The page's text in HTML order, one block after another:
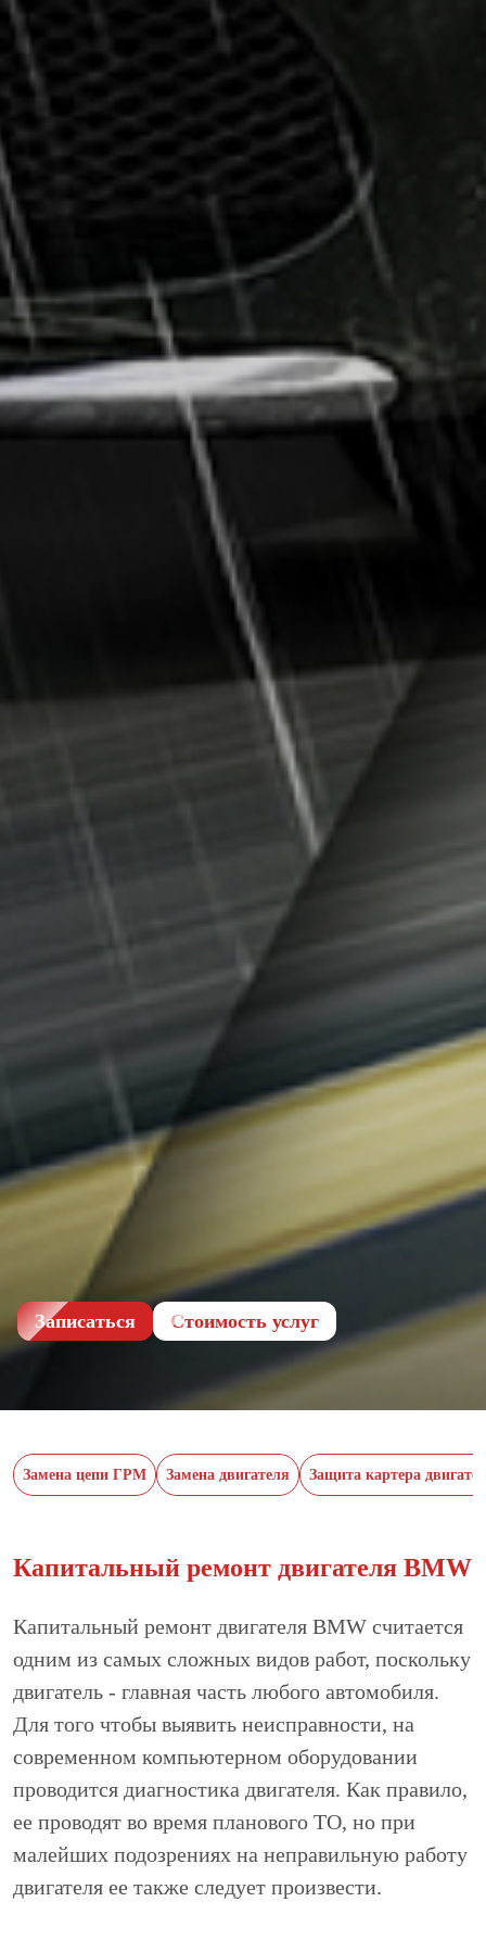
Записаться Cтоимость услуг
Замена цепи ГРМ Замена двигателя Защита картера
Капитальный ремонт двигателя BMW
Капитальный ремонт двигателя BMW считается
одним из самых сложных видов работ, поскольку
двигатель - главная часть любого автомобиля.
Для того чтобы выявить неисправности, на
современном компьютерном оборудовании
проводится диагностика двигателя. Как правило,
ее проводят во время планового ТО, но при
малейших подозрениях на неправильную работу
двигателя ее также следует произвести.